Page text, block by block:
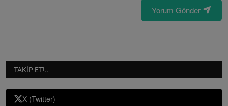
Yorum Gönder
TAKIP ET!..
X (Twitter)